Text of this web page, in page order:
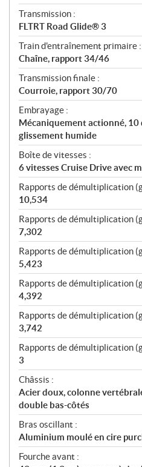
Transmission :
FLTRT Road Glide® 3
Train d'entraînement primaire :
Chaîne, rapport 34/46
Transmission finale :
Courroie, rapport 30/70
Embrayage :
Mécaniquement actionné, 10
glissement humide
Boîte de vitesses :
6 vitesses Cruise Drive avec
Rapports de démultiplication
10,534
Rapports de démultiplication
7,302
Rapports de démultiplication
5,423
Rapports de démultiplication
4,392
Rapports de démultiplication
3,742
Rapports de démultiplication
3
Châssis :
Acier doux, colonne
double bas-côtés
Bras oscillant :
Aluminium moulé en cire
Fourche avant :